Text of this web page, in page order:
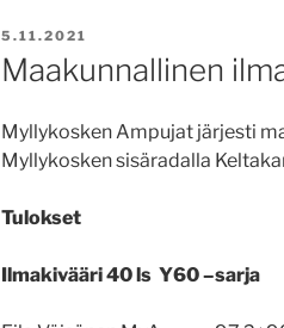
JULKAISTU
5.11.2021
Maakunnallinen
Myllykosken Ampujat järjesti
Myllykosken sisäradalla
Tulokset
Ilmakivääri 40 ls Y60 –sarja